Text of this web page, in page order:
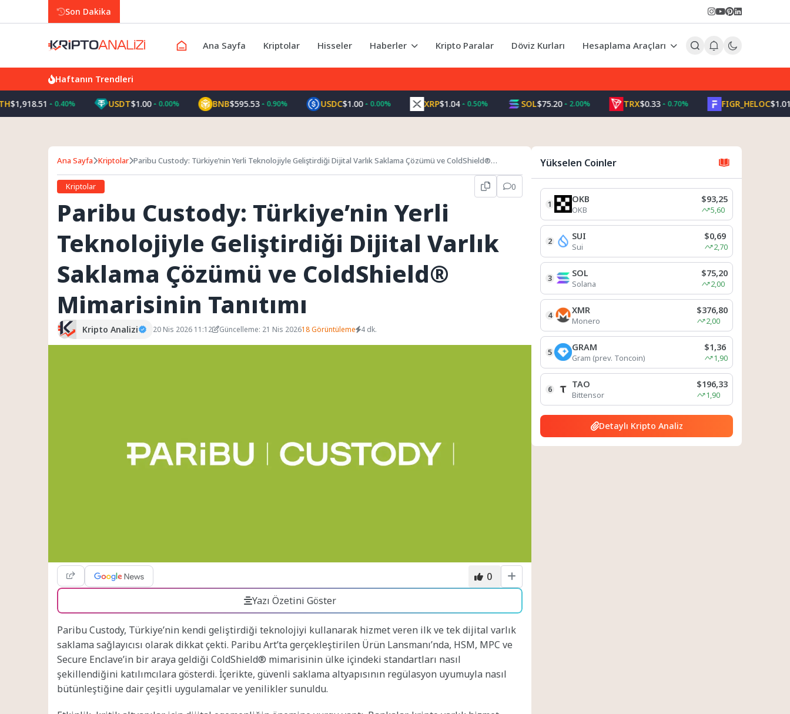
Son Dakika
Ana Sayfa Kriptolar Hisseler Haberler Kripto Paralar Döviz Kurları Hesaplama Araçları
Haftanın Trendleri
0.40% USDT$1.00 0.00% BNB$595.53 0.90% USDC$1.00 0.00% XRP$1.04 0.50% SOL$75.20 2.00% TRX$0.33 0.70% FIGR_HELOC$1.01 -
Ana Sayfa Kriptolar Paribu Custody: Türkiye’nin Yerli Teknolojiyle Geliştirdiği Dijital Varlık Saklama Çözümü ve ColdShield®
Kriptolar
0
Paribu Custody: Türkiye’nin Yerli
Teknolojiyle Geliştirdiği Dijital Varlık
Saklama Çözümü ve ColdShield®
Mimarisinin Tanıtımı
Kripto Analizi 20 Nis 2026 11:12 Güncelleme: 21 Nis 202618 Görüntüleme 4 dk.
0
Yazı Özetini Göster
Paribu Custody, Türkiye’nin kendi geliştirdiği teknolojiyi kullanarak hizmet veren ilk ve tek dijital varlık
saklama sağlayıcısı olarak dikkat çekti. Paribu Art’ta gerçekleştirilen Ürün Lansmanı’nda, HSM, MPC ve
Secure Enclave’in bir araya geldiği ColdShield® mimarisinin ülke içindeki standartları nasıl
şekillendiğini katılımcılara gösterdi. İçerikte, güvenli saklama altyapısının regülasyon uyumuyla nasıl
bütünleştiğine dair çeşitli uygulamalar ve yenilikler sunuldu.
Yükselen Coinler
1 OKB
OKB
$93,25
5,60
2 SUI
Sui
$0,69
2,70
3 SOL
Solana
$75,20
2,00
4 XMR
Monero
$376,80
2,00
5 GRAM
Gram (prev. Toncoin)
$1,36
1,90
6 TAO
Bittensor
$196,33
1,90
Detaylı Kripto Analiz